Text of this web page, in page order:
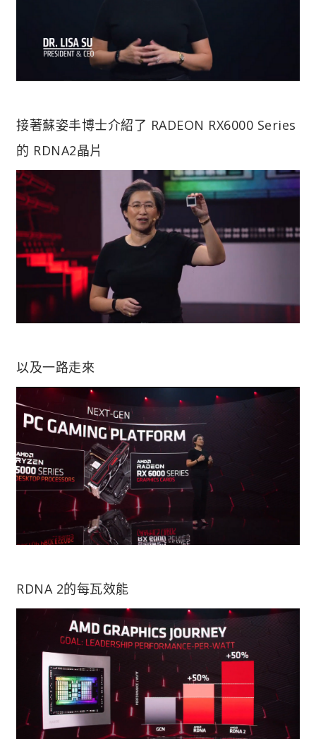
接著蘇姿丰博士介紹了 RADEON RX6000 Series
的 RDNA2晶片
以及一路走來
RDNA 2的每瓦效能